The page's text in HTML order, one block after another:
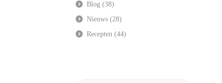
Blog (38)
Nieuws (28)
Recepten (44)